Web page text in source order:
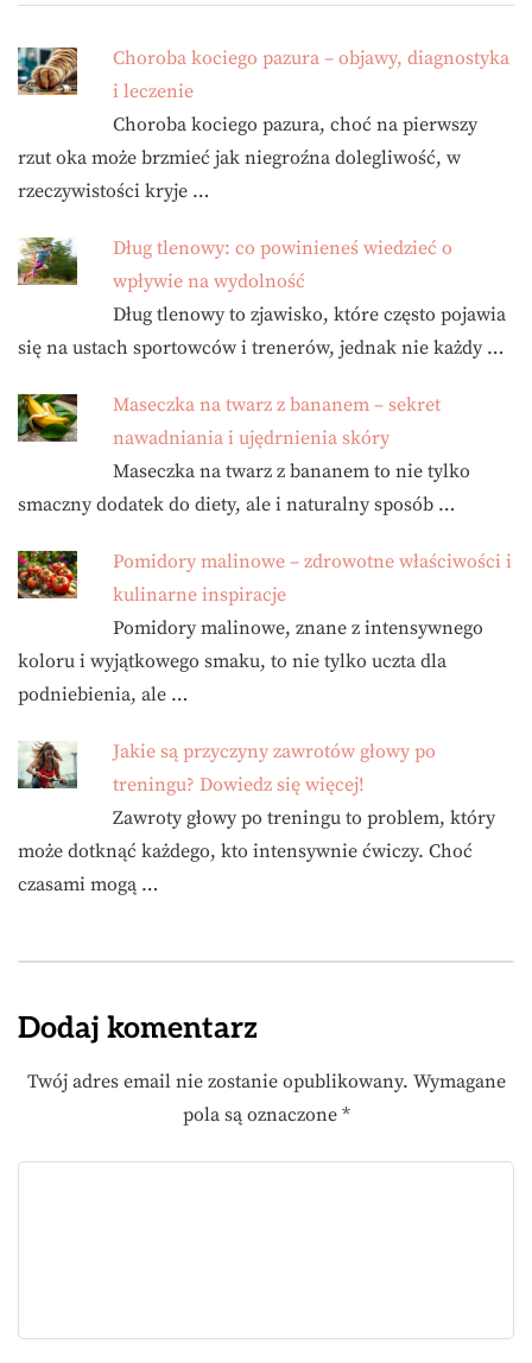
Choroba kociego pazura – objawy, diagnostyka
i leczenie
Choroba kociego pazura, choć na pierwszy
rzut oka może brzmieć jak niegroźna dolegliwość, w
rzeczywistości kryje …
Dług tlenowy: co powinieneś wiedzieć o
wpływie na wydolność
Dług tlenowy to zjawisko, które często pojawia
się na ustach sportowców i trenerów, jednak nie każdy …
Maseczka na twarz z bananem – sekret
nawadniania i ujędrnienia skóry
Maseczka na twarz z bananem to nie tylko
smaczny dodatek do diety, ale i naturalny sposób …
Pomidory malinowe – zdrowotne właściwości i
kulinarne inspiracje
Pomidory malinowe, znane z intensywnego
koloru i wyjątkowego smaku, to nie tylko uczta dla
podniebienia, ale …
Jakie są przyczyny zawrotów głowy po
treningu? Dowiedz się więcej!
Zawroty głowy po treningu to problem, który
może dotknąć każdego, kto intensywnie ćwiczy. Choć
czasami mogą …
Dodaj komentarz
Twój adres email nie zostanie opublikowany. Wymagane
pola są oznaczone *